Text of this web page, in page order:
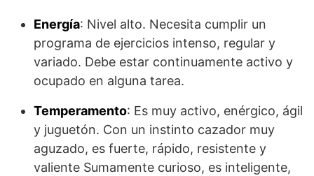
Energía: Nivel alto. Necesita cumplir un
programa de ejercicios intenso, regular y
variado. Debe estar continuamente activo y
ocupado en alguna tarea.
Temperamento: Es muy activo, enérgico, ágil
y juguetón. Con un instinto cazador muy
aguzado, es fuerte, rápido, resistente y
valiente Sumamente curioso, es inteligente,